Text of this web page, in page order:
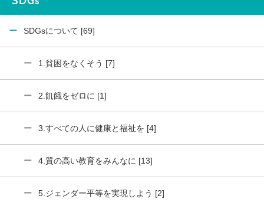
SDGsについて [69]
1.貧困をなくそう [7]
2.飢餓をゼロに [1]
3.すべての人に健康と福祉を [4]
4.質の高い教育をみんなに [13]
5.ジェンダー平等を実現しよう [2]